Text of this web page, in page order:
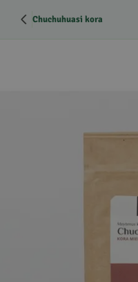
Chuchuhuasi kora